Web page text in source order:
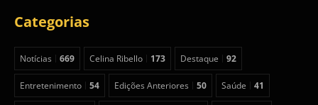
Categorias
Notícias 669 Celina Ribello 173 Destaque 92
Entretenimento 54 Edições Anteriores 50 Saúde 41